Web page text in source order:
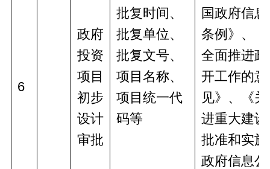
6
政府
投资
项目
初步
设计
审批
批复时间、
批复单位、
批复文号、
项目名称、
项目统一代
码等
国政府信
条例》、
全面推进
开工作的意
见》、《
进重大建
批准和实
政府信息